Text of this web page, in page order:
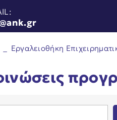
Εργαλειοθήκη